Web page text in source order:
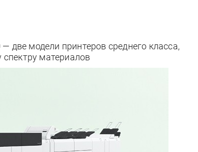
две модели принтеров среднего класса,
материалов